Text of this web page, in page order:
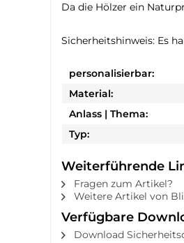
Da die Hölzer ein
Sicherheitshinweis: Es
personalisierbar:
Material:
Anlass | Thema:
Typ:
Weiterführende
Fragen zum Artikel?
Weitere Artikel von
Verfügbare
Download